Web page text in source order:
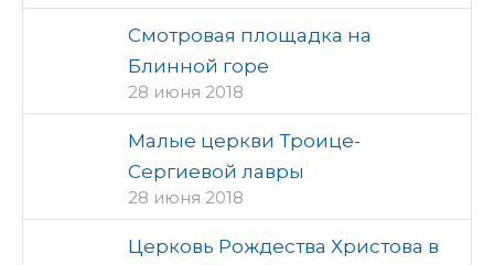
Смотровая площадка на
Блинной горе
28 июня 2018
Малые церкви Троице-
Сергиевой лавры
28 июня 2018
Церковь Рождества Христова в